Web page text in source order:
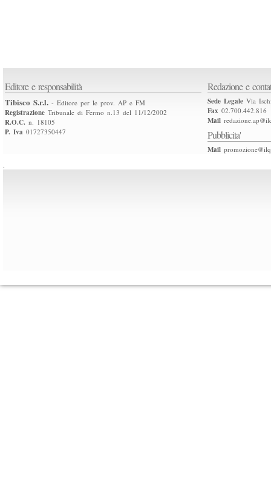
Editore e responsabilità
Tibisco S.r.l. - Editore per le prov. AP e FM
Registrazione Tribunale di Fermo n.13 del 11/12/2002
R.O.C. n. 18105
P. Iva 01727350447
Redazione e
Sede Legale Via
Fax 02.700.442.816
Mail
Pubblicita'
Mail
.